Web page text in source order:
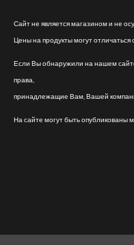
Сайт не является магазином и не
Цены на продукты могут отличаться
Если Вы обнаружили на нашем
права,
принадлежащие Вам, Вашей
На сайте могут быть опубликованы